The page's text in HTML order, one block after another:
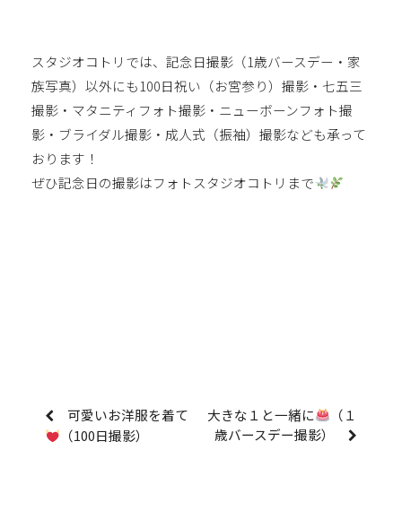
スタジオコトリでは、記念日撮影（1歳バースデー・家
族写真）以外にも100日祝い（お宮参り）撮影・七五三
撮影・マタニティフォト撮影・ニューボーンフォト撮
影・ブライダル撮影・成人式（振袖）撮影なども承って
おります！
ぜひ記念日の撮影はフォトスタジオコトリまで
可愛いお洋服を着て
（100日撮影）
大きな１と一緒に
（１
歳バースデー撮影）